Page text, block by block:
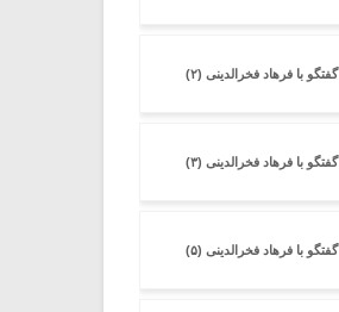
گفتگو با فرهاد فخرالدینی (۲)
گفتگو با فرهاد فخرالدینی (۳)
گفتگو با فرهاد فخرالدینی (۵)